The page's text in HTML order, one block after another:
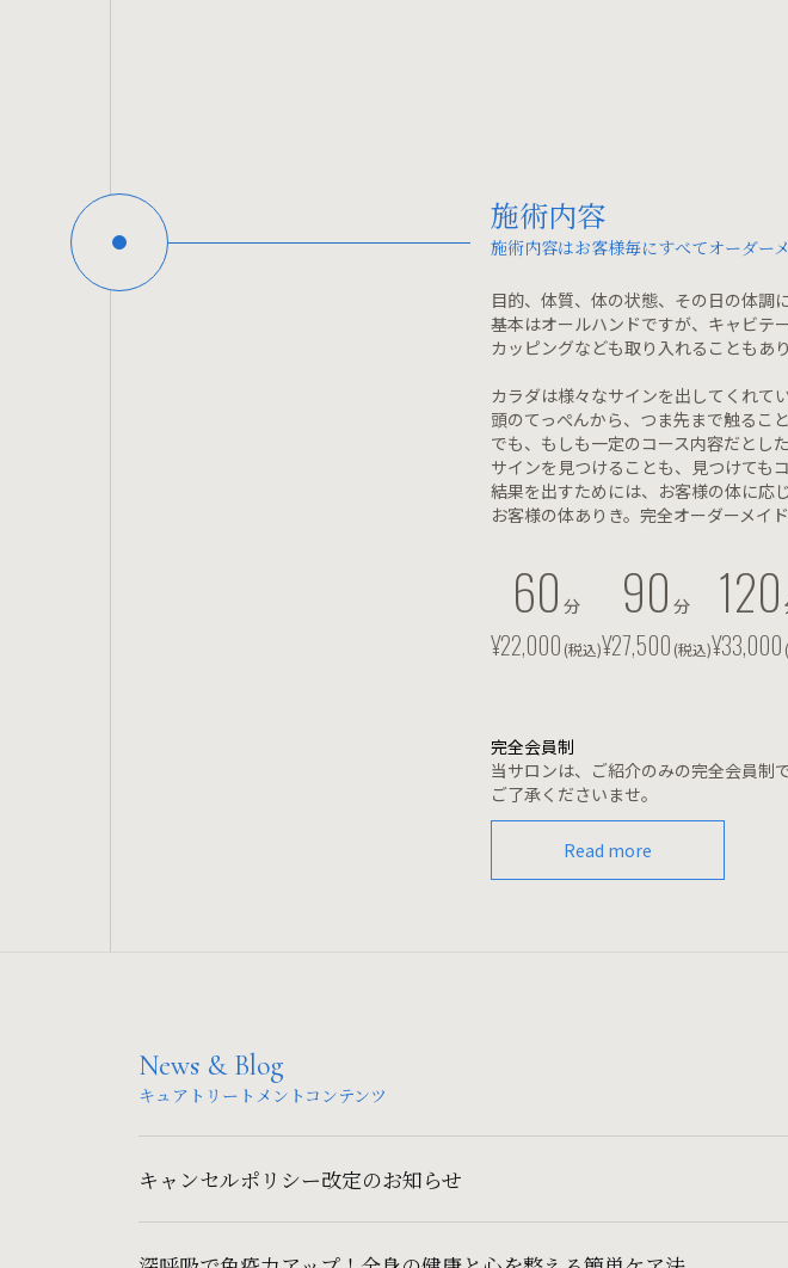
施術内容
施術内容はお客様毎にすべてオーダー
目的、体質、体の状態、その日の体調
基本はオールハンドですが、キャビテ
カッピングなども取り入れることもあ
カラダは様々なサインを出してくれて
頭のてっぺんから、つま先まで触るこ
でも、もしも一定のコース内容だとし
サインを見つけることも、見つけても
結果を出すためには、お客様の体に応
お客様の体ありき。完全オーダーメイ
60 分
¥22,000 (税込)
90 分
¥27,500 (税込)
120
¥33,000
完全会員制
当サロンは、ご紹介のみの完全会員制
ご了承くださいませ。
Read more
News & Blog
キュアトリートメントコンテンツ
キャンセルポリシー改定のお知らせ